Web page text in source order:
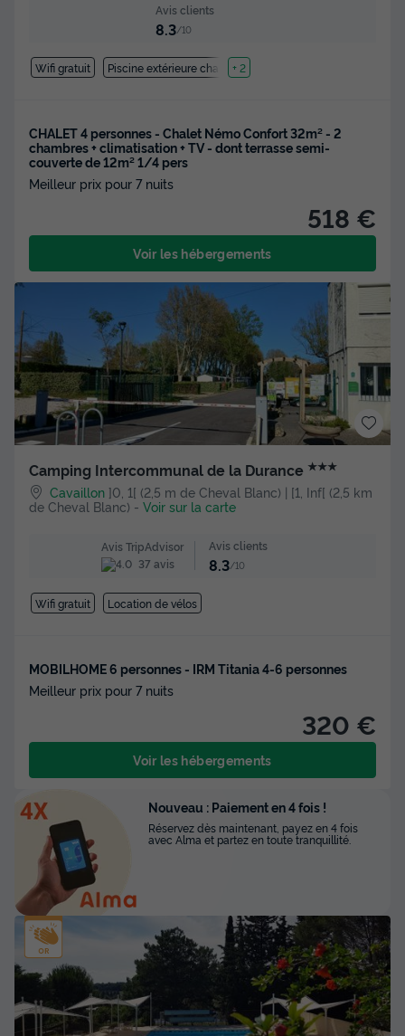
Avis clients
8.3/10
Wifi gratuit Piscine extérieure chauffée
+ 2
CHALET 4 personnes - Chalet Némo Confort 32m² - 2
chambres + climatisation + TV - dont terrasse semi-
couverte de 12m² 1/4 pers
Meilleur prix pour 7 nuits
518 €
Voir les hébergements
Camping Intercommunal de la Durance ★★★
Cavaillon ]0, 1[ (2,5 m de Cheval Blanc) | [1, Inf[ (2,5 km
de Cheval Blanc) - Voir sur la carte
Avis TripAdvisor
37 avis
Avis clients
8.3/10
Wifi gratuit Location de vélos
MOBILHOME 6 personnes - IRM Titania 4-6 personnes
Meilleur prix pour 7 nuits
320 €
Voir les hébergements
Nouveau : Paiement en 4 fois !
Réservez dès maintenant, payez en 4 fois
avec Alma et partez en toute tranquillité.